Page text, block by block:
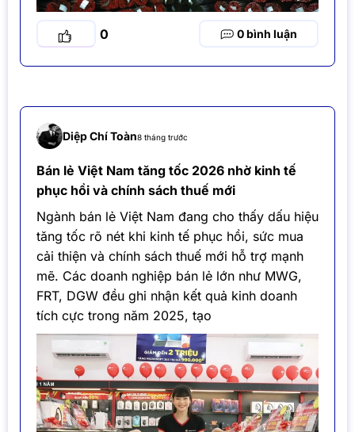
0 0
Diệp Chí Toàn8 tháng trước
Bán lẻ Việt Nam tăng tốc 2026 nhờ kinh tế
phục hồi và chính sách thuế mới
Ngành bán lẻ Việt Nam đang cho thấy dấu hiệu
tăng tốc rõ nét khi kinh tế phục hồi, sức mua
cải thiện và chính sách thuế mới hỗ trợ mạnh
mẽ. Các doanh nghiệp bán lẻ lớn như MWG,
FRT, DGW đều ghi nhận kết quả kinh doanh
tích cực trong năm 2025, tạo